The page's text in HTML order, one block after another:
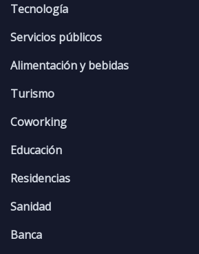
Tecnología
Servicios públicos
Alimentación y bebidas
Turismo
Coworking
Educación
Residencias
Sanidad
Banca